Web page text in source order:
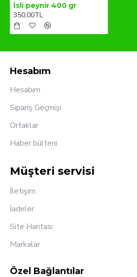
İsli peynir 400 gr
350,00TL
Hesabım
Hesabım
Sipariş Geçmişi
Ortaklar
Haber bülteni
Müşteri servisi
İletişim
İadeler
Site Haritası
Markalar
Özel Bağlantılar